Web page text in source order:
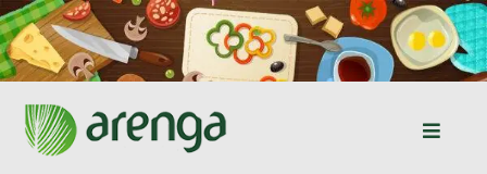
Skip
to
content
Toggle